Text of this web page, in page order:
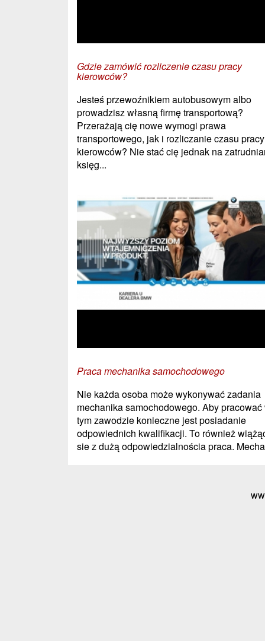
Gdzie zamówić rozliczenie czasu pracy
kierowców?
Jesteś przewoźnikiem autobusowym albo
prowadzisz własną firmę transportową?
Przerażają cię nowe wymogi prawa
transportowego, jak i rozliczanie czasu pracy
kierowców? Nie stać cię jednak na
księg...
Praca mechanika samochodowego
Nie każda osoba może wykonywać zadania
mechanika samochodowego. Aby pracować
tym zawodzie konieczne jest posiadanie
odpowiednich kwalifikacji. To również
sie z dużą odpowiedzialnościa praca.